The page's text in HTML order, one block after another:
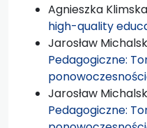
Agnieszka
high-quality
Jarosław
Pedagogiczne:
Jarosław
Pedagogiczne: